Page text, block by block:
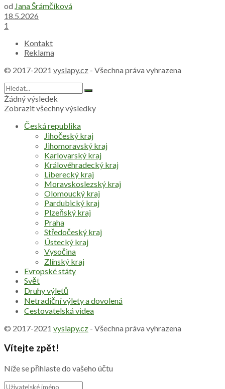
od Jana Šrámčíková
18.5.2026
1
Kontakt
Reklama
© 2017-2021 vyslapy.cz - Všechna práva vyhrazena
Žádný výsledek
Zobrazit všechny výsledky
Česká republika
Jihočeský kraj
Jihomoravský kraj
Karlovarský kraj
Královéhradecký kraj
Liberecký kraj
Moravskoslezský kraj
Olomoucký kraj
Pardubický kraj
Plzeňský kraj
Praha
Středočeský kraj
Ústecký kraj
Vysočina
Zlínský kraj
Evropské státy
Svět
Druhy výletů
Netradiční výlety a dovolená
Cestovatelská videa
© 2017-2021 vyslapy.cz - Všechna práva vyhrazena
Vítejte zpět!
Níže se přihlaste do vašeho účtu